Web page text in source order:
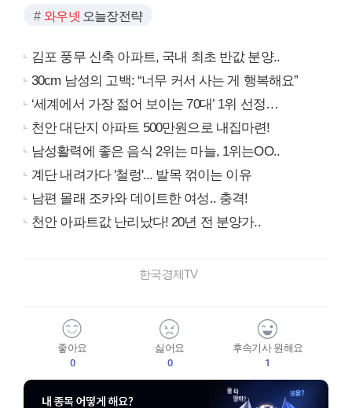
와우넷 오늘장전략
김포 풍무 신축 아파트, 국내 최초 반값 분양..
30cm 남성의 고백: “너무 커서 사는 게 행복해요”
‘세계에서 가장 젊어 보이는 70대’ 1위 선정…
천안 대단지 아파트 500만원으로 내집마련!
남성활력에 좋은 음식 2위는 마늘, 1위는OO..
계단 내려가다 '철렁'... 발목 꺾이는 이유
남편 몰래 조카와 데이트한 여성.. 충격!
천안 아파트값 난리났다! 20년 전 분양가..
한국경제TV
좋아요
0
싫어요
0
후속기사 원해요
1